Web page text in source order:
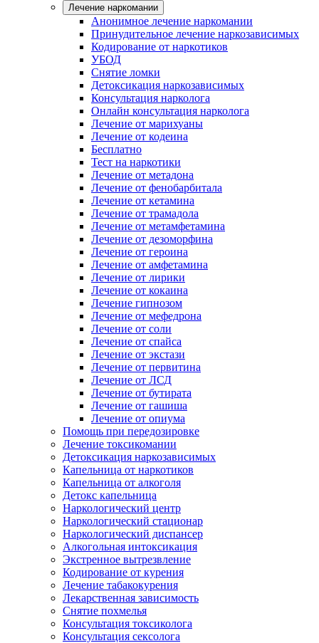
Лечение наркомании
Анонимное лечение наркомании
Принудительное лечение наркозависимых
Кодирование от наркотиков
УБОД
Снятие ломки
Детоксикация наркозависимых
Консультация нарколога
Онлайн консультация нарколога
Лечение от марихуаны
Лечение от кодеина
Бесплатно
Тест на наркотики
Лечение от метадона
Лечение от фенобарбитала
Лечение от кетамина
Лечение от трамадола
Лечение от метамфетамина
Лечение от дезоморфина
Лечение от героина
Лечение от амфетамина
Лечение от лирики
Лечение от кокаина
Лечение гипнозом
Лечение от мефедрона
Лечение от соли
Лечение от спайса
Лечение от экстази
Лечение от первитина
Лечение от ЛСД
Лечение от бутирата
Лечение от гашиша
Лечение от опиума
Помощь при передозировке
Лечение токсикомании
Детоксикация наркозависимых
Капельница от наркотиков
Капельница от алкоголя
Детокс капельница
Наркологический центр
Наркологический стационар
Наркологический диспансер
Алкогольная интоксикация
Экстренное вытрезвление
Кодирование от курения
Лечение табакокурения
Лекарственная зависимость
Снятие похмелья
Консультация токсиколога
Консультация сексолога